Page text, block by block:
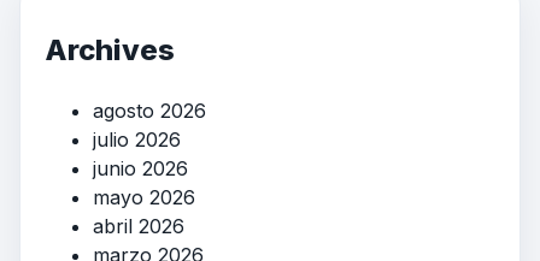
Archives
agosto 2026
julio 2026
junio 2026
mayo 2026
abril 2026
marzo 2026